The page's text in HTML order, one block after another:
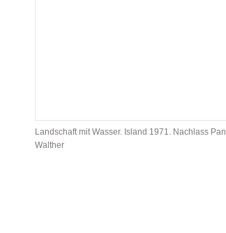
Landschaft mit Wasser. Island 1971. Nachlass Pan
Walther